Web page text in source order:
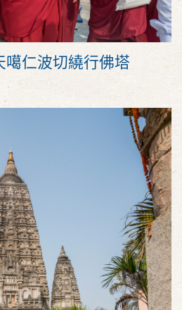
噶仁波切繞行佛塔